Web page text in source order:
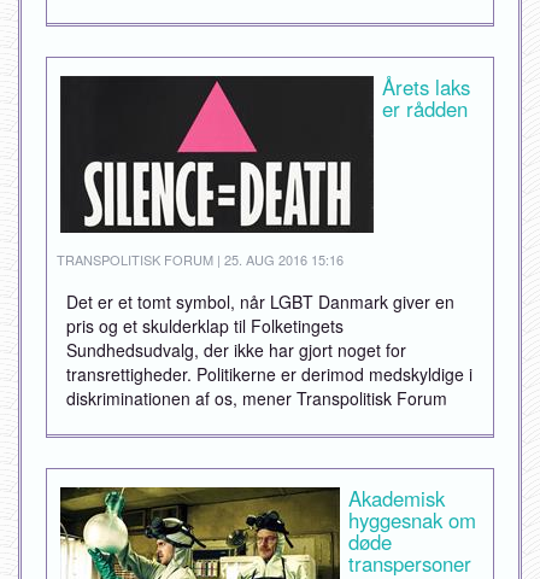
Årets laks
er rådden
TRANSPOLITISK FORUM | 25. AUG 2016 15:16
Det er et tomt symbol, når LGBT Danmark giver en
pris og et skulderklap til Folketingets
Sundhedsudvalg, der ikke har gjort noget for
transrettigheder. Politikerne er derimod medskyldige i
diskriminationen af os, mener Transpolitisk Forum
Akademisk
hyggesnak om
døde
transpersoner